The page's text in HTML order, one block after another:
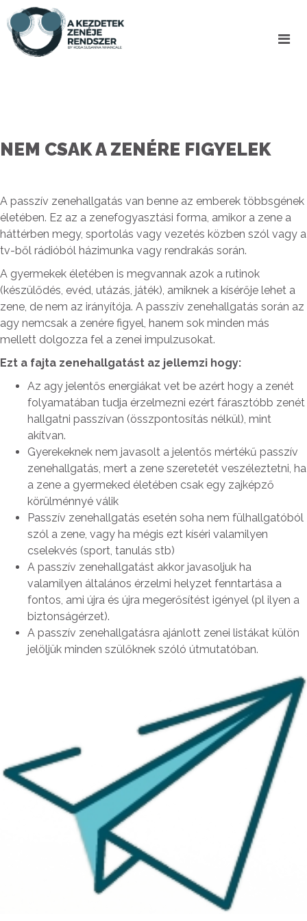
NEM CSAK A ZENÉRE FIGYELEK
A passzív zenehallgatás van benne az emberek többsgének
életében. Ez az a zenefogyasztási forma, amikor a zene a
háttérben megy, sportolás vagy vezetés közben szól vagy a
tv-ből rádióból házimunka vagy rendrakás során.
A gyermekek életében is megvannak azok a rutinok
(készülődés, evéd, utázás, játék), amiknek a kísérője lehet a
zene, de nem az irányítója. A passzív zenehallgatás során az
agy nemcsak a zenére figyel, hanem sok minden más
mellett dolgozza fel a zenei impulzusokat.
Ezt a fajta zenehallgatást az jellemzi hogy:
Az agy jelentős energiákat vet be azért hogy a zenét
folyamatában tudja érzelmezni ezért fárasztóbb zenét
hallgatni passzívan (összpontosítás nélkül), mint
akítvan.
Gyerekeknek nem javasolt a jelentős mértékű passzív
zenehallgatás, mert a zene szeretetét veszéleztetni, ha
a zene a gyermeked életében csak egy zajképző
körülménnyé válik
Passzív zenehallgatás esetén soha nem fülhallgatóból
szól a zene, vagy ha mégis ezt kíséri valamilyen
cselekvés (sport, tanulás stb)
A passzív zenehallgatást akkor javasoljuk ha
valamilyen általános érzelmi helyzet fenntartása a
fontos, ami újra és újra megerősítést igényel (pl ilyen a
biztonságérzet).
A passzív zenehallgatásra ajánlott zenei listákat külön
jelöljük minden szülőknek szóló útmutatóban.